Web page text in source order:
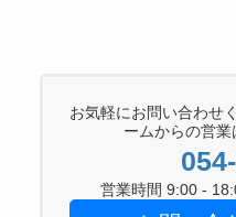
お気軽にお問い合わせ
ームからの営業
営業時間 9:00 -